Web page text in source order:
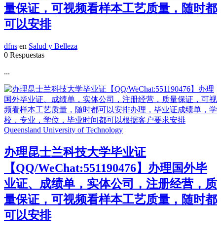
量保证，可视频看样本工艺质量，随时都
可以安排
dfns en Salud y Belleza
0 Respuestas
...
办理昆士兰科技大学毕业证
【QQ/WeChat:551190476】办理国外毕
业证、成绩单，实体公司，注册经营，质
量保证，可视频看样本工艺质量，随时都
可以安排